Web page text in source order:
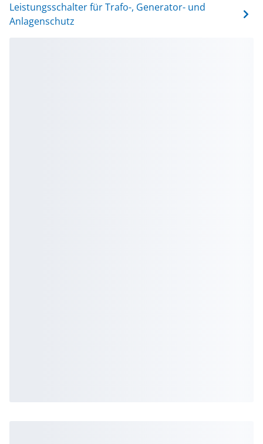
Leistungsschalter für Trafo-, Generator- und
Anlagenschutz